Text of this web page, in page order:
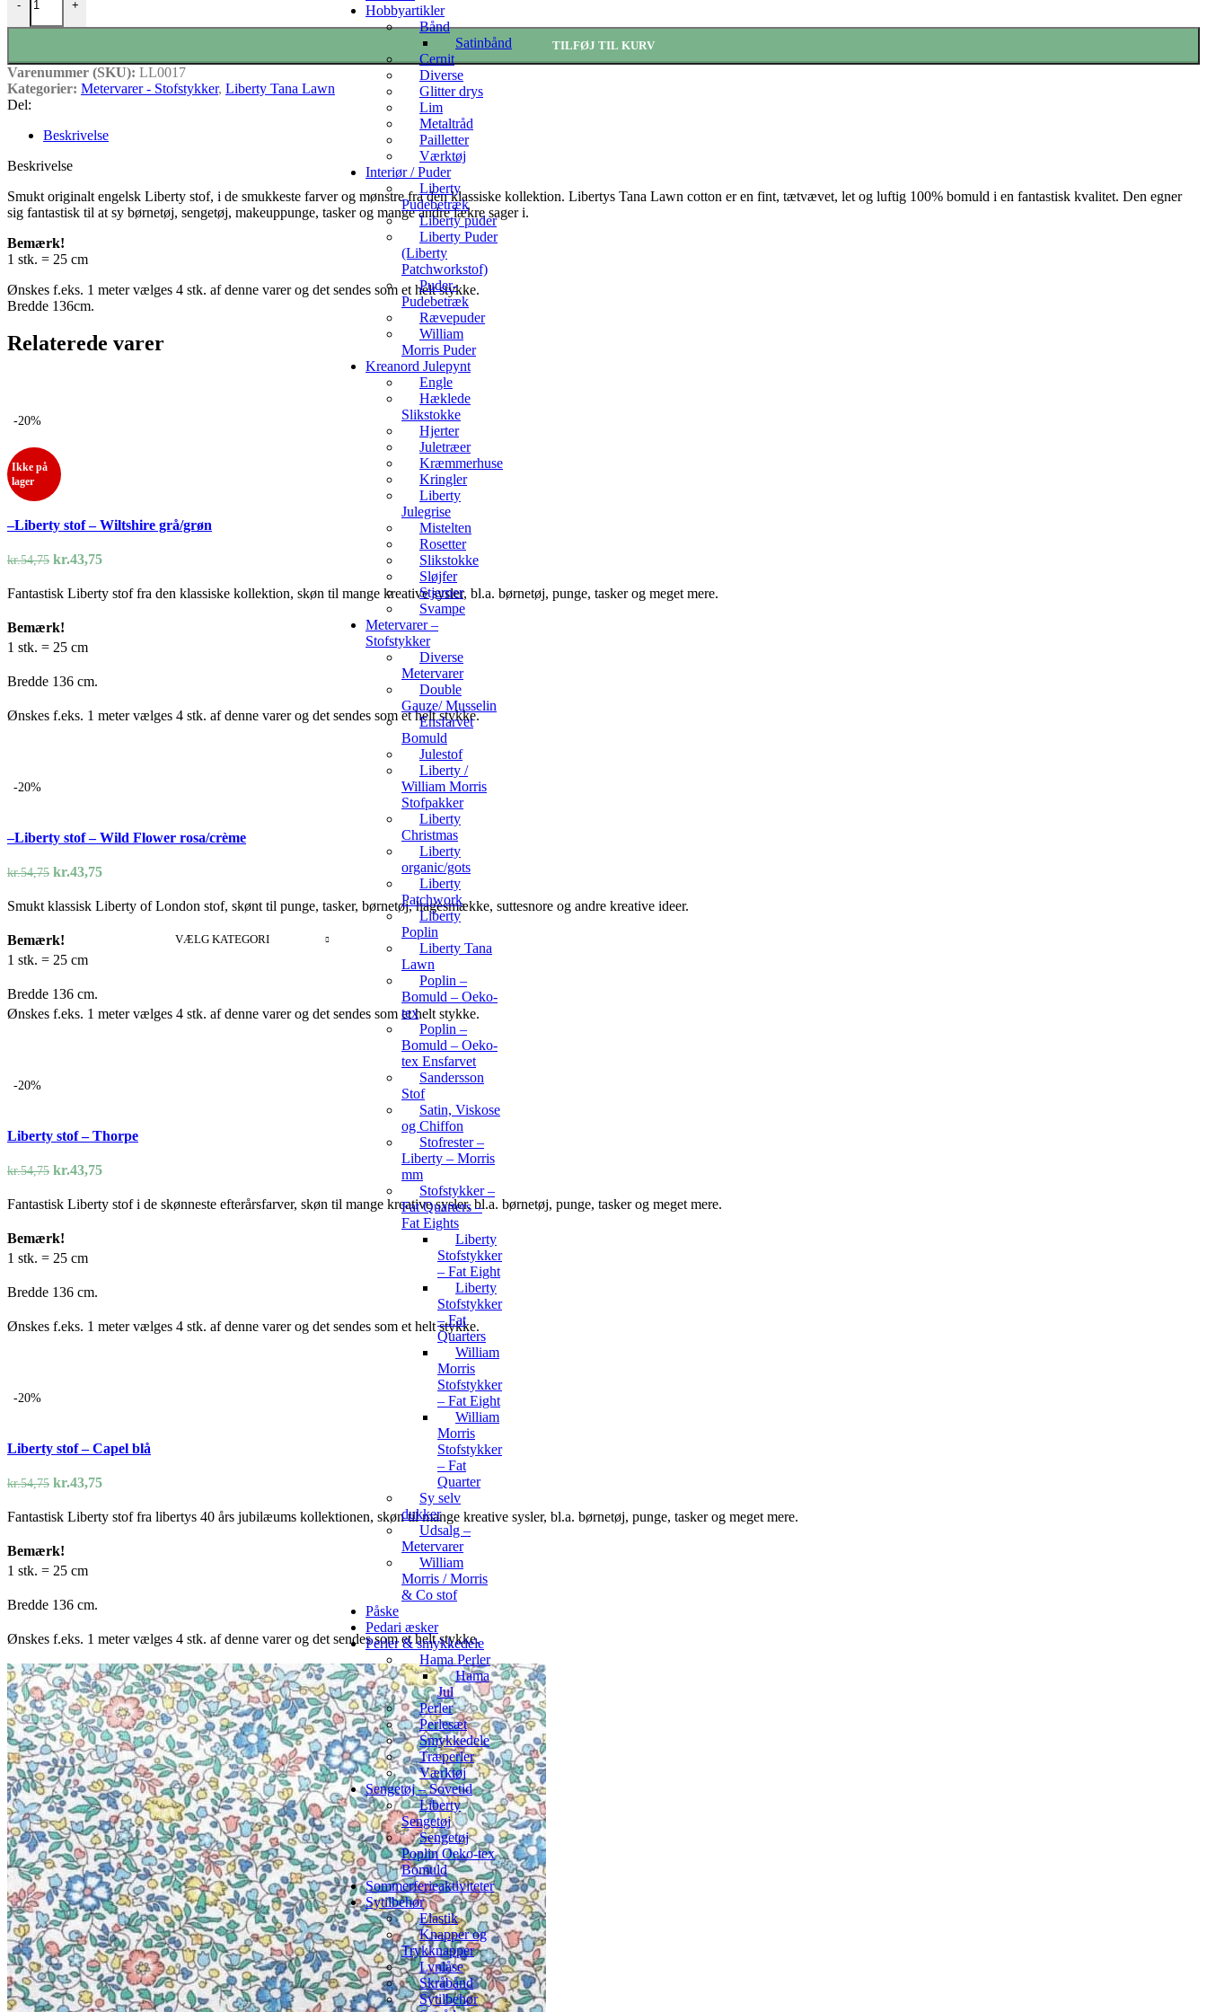
VÆLG KATEGORI
Hobbyartikler
Bånd
Satinbånd
Cernit
Diverse
Glitter drys
Lim
Metaltråd
Pailletter
Værktøj
Interiør / Puder
Liberty
Pudebetræk
Liberty puder
Liberty Puder
(Liberty
Patchworkstof)
Puder-
Pudebetræk
Rævepuder
William
Morris Puder
Kreanord Julepynt
Engle
Hæklede
Slikstokke
Hjerter
Juletræer
Kræmmerhuse
Kringler
Liberty
Julegrise
Mistelten
Rosetter
Slikstokke
Sløjfer
Stjerner
Svampe
Metervarer –
Stofstykker
Diverse
Metervarer
Double
Gauze/ Musselin
Ensfarvet
Bomuld
Julestof
Liberty /
William Morris
Stofpakker
Liberty
Christmas
Liberty
organic/gots
Liberty
Patchwork
Liberty
Poplin
Liberty Tana
Lawn
Poplin –
Bomuld – Oeko-
tex
Poplin –
Bomuld – Oeko-
tex Ensfarvet
Sandersson
Stof
Satin, Viskose
og Chiffon
Stofrester –
Liberty – Morris
mm
Stofstykker –
Fat Quarters –
Fat Eights
Liberty
Stofstykker
– Fat Eight
Liberty
Stofstykker
– Fat
Quarters
William
Morris
Stofstykker
– Fat Eight
William
Morris
Stofstykker
– Fat
Quarter
Sy selv
dukker
Udsalg –
Metervarer
William
Morris / Morris
& Co stof
Påske
Pedari æsker
Perler & smykkedele
Hama Perler
Hama
Jul
Perler
Perlesæt
Smykkedele
Træperler
Værktøj
Sengetøj – Sovetid
Liberty
Sengetøj
Sengetøj
Poplin Oeko-tex
Bomuld
Sommerferieaktiviteter
Sytilbehør
Elastik
Knapper og
Trykknapper
Lynlåse
Skråbånd
Sytilbehør
- +
TILFØJ TIL KURV
Varenummer (SKU): LL0017
Kategorier: Metervarer - Stofstykker, Liberty Tana Lawn
Del:
Beskrivelse
Beskrivelse
Smukt originalt engelsk Liberty stof, i de smukkeste farver og mønstre fra den klassiske kollektion. Libertys Tana Lawn cotton er en fint, tætvævet, let og luftig 100% bomuld i en fantastisk kvalitet. Den egner
sig fantastisk til at sy børnetøj, sengetøj, makeuppunge, tasker og mange andre lækre sager i.
Bemærk!
1 stk. = 25 cm
Ønskes f.eks. 1 meter vælges 4 stk. af denne varer og det sendes som et helt stykke.
Bredde 136cm.
Relaterede varer
-20%
Ikke på
lager
–Liberty stof – Wiltshire grå/grøn
kr.54,75 Den
pris
kr.54,75.
kr.43,75Den
pris
Fantastisk Liberty stof fra den klassiske kollektion, skøn til mange kreative sysler, bl.a. børnetøj, punge, tasker og meget mere.
Bemærk!
1 stk. = 25 cm
Bredde 136 cm.
Ønskes f.eks. 1 meter vælges 4 stk. af denne varer og det sendes som et helt stykke.
-20%
–Liberty stof – Wild Flower rosa/crème
kr.54,75 Den
pris
kr.54,75.
kr.43,75Den
pris
Smukt klassisk Liberty of London stof, skønt til punge, tasker, børnetøj, hagesmække, suttesnore og andre kreative ideer.
Bemærk!
1 stk. = 25 cm
Bredde 136 cm.
Ønskes f.eks. 1 meter vælges 4 stk. af denne varer og det sendes som et helt stykke.
-20%
Liberty stof – Thorpe
kr.54,75 Den
pris
kr.54,75.
kr.43,75Den
pris
Fantastisk Liberty stof i de skønneste efterårsfarver, skøn til mange kreative sysler, bl.a. børnetøj, punge, tasker og meget mere.
Bemærk!
1 stk. = 25 cm
Bredde 136 cm.
Ønskes f.eks. 1 meter vælges 4 stk. af denne varer og det sendes som et helt stykke.
-20%
Liberty stof – Capel blå
kr.54,75 Den
pris
kr.54,75.
kr.43,75Den
pris
Fantastisk Liberty stof fra libertys 40 års jubilæums kollektionen, skøn til mange kreative sysler, bl.a. børnetøj, punge, tasker og meget mere.
Bemærk!
1 stk. = 25 cm
Bredde 136 cm.
Ønskes f.eks. 1 meter vælges 4 stk. af denne varer og det sendes som et helt stykke.